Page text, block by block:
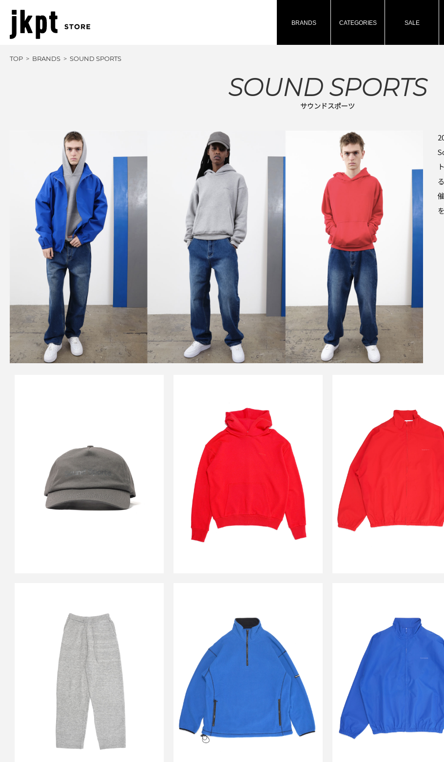
BRANDS CATEGORIES SALE
TOP BRANDS SOUND SPORTS
SOUND SPORTS
サウンドスポーツ
CAP GREY_
￥9,600
SOUND SPORTS
￥24,500
↓
SOUND
NYLON JACKET
￥25,000
↓
SALE
SOUND SPORTS
KNIT PANTS GRAY_
￥27,800
↓
￥13,860
SOUND SPORTS
FLEECE HALF-ZIP BLUE_
↓
SOUND
NYLON JACKET
￥25,000
↓